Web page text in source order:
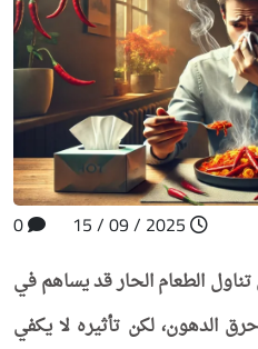
الطعام الحار قد يساهم في
الدهون، لكن تأثيره لا يكفي